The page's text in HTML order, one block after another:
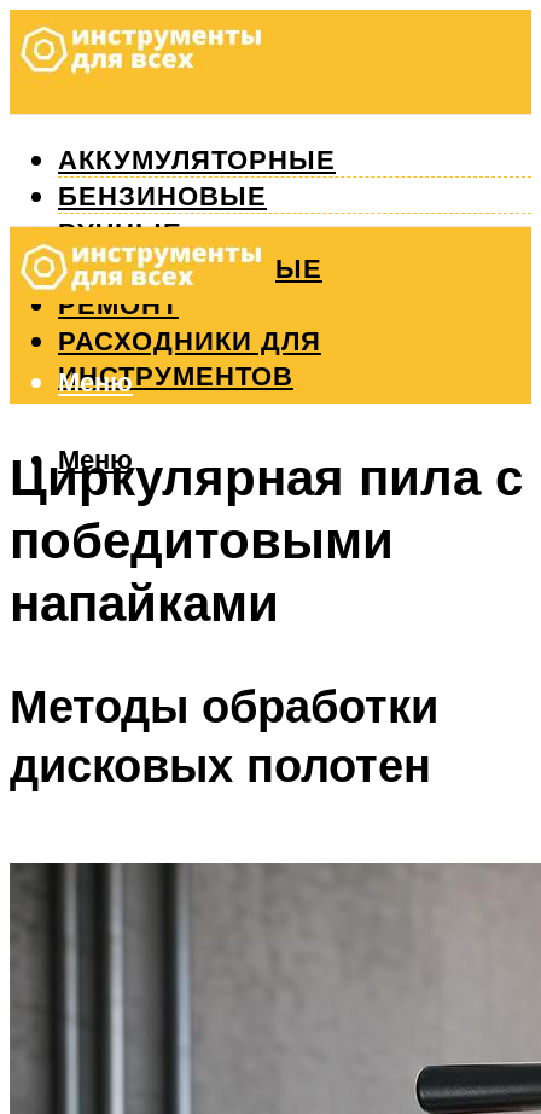
АККУМУЛЯТОРНЫЕ
БЕНЗИНОВЫЕ
РУЧНЫЕ
ИЗМЕРИТЕЛЬНЫЕ
РЕМОНТ
РАСХОДНИКИ ДЛЯ
ИНСТРУМЕНТОВ
Меню
Меню
Циркулярная пила с
победитовыми
напайками
Методы обработки
дисковых полотен